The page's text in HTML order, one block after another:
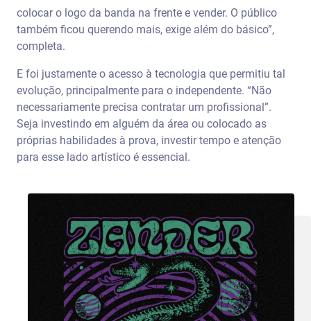
colocar o logo da banda na frente e vender. O público
também ficou querendo mais, exige além do básico”,
completa.
E foi justamente o acesso à tecnologia que permitiu tal
evolução, principalmente para o independente. “Não
necessariamente precisa contratar um profissional”.
Seja investindo em alguém da área ou colocado as
próprias habilidades à prova, investir tempo e atenção
para esse lado artístico é essencial.